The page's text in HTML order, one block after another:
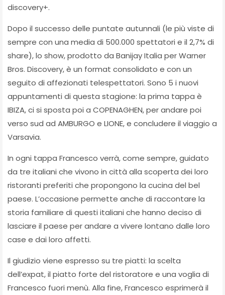
discovery+.
Dopo il successo delle puntate autunnali (le più viste di
sempre con una media di 500.000 spettatori e il 2,7% di
share), lo show, prodotto da Banijay Italia per Warner
Bros. Discovery, è un format consolidato e con un
seguito di affezionati telespettatori. Sono 5 i nuovi
appuntamenti di questa stagione: la prima tappa è
IBIZA, ci si sposta poi a COPENAGHEN, per andare poi
verso sud ad AMBURGO e LIONE, e concludere il viaggio a
Varsavia.
In ogni tappa Francesco verrà, come sempre, guidato
da tre italiani che vivono in città alla scoperta dei loro
ristoranti preferiti che propongono la cucina del bel
paese. L’occasione permette anche di raccontare la
storia familiare di questi italiani che hanno deciso di
lasciare il paese per andare a vivere lontano dalle loro
case e dai loro affetti.
Il giudizio viene espresso su tre piatti: la scelta
dell’expat, il piatto forte del ristoratore e una voglia di
Francesco fuori menù. Alla fine, Francesco esprimerà il